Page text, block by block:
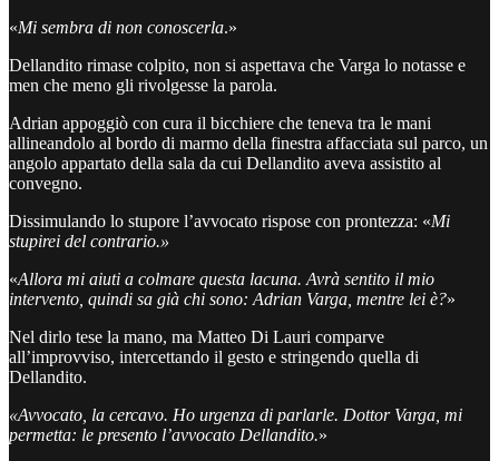
«Mi sembra di non conoscerla.»
Dellandito rimase colpito, non si aspettava che Varga lo notasse e
men che meno gli rivolgesse la parola.
Adrian appoggiò con cura il bicchiere che teneva tra le mani
allineandolo al bordo di marmo della finestra affacciata sul parco, un
angolo appartato della sala da cui Dellandito aveva assistito al
convegno.
Dissimulando lo stupore l’avvocato rispose con prontezza: «Mi
stupirei del contrario.»
«Allora mi aiuti a colmare questa lacuna. Avrà sentito il mio
intervento, quindi sa già chi sono: Adrian Varga, mentre lei è?»
Nel dirlo tese la mano, ma Matteo Di Lauri comparve
all’improvviso, intercettando il gesto e stringendo quella di
Dellandito.
«Avvocato, la cercavo. Ho urgenza di parlarle. Dottor Varga, mi
permetta: le presento l’avvocato Dellandito.»